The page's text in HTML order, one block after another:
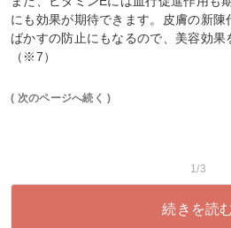
にも効果が期待できます。皮膚の新陳
ばかすの防止にもなるので、美容効果
（※7）
( 次のページへ続く )
1/3
続きを読